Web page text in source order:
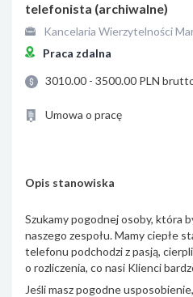
telefonista (archiwalne)
Kancelaria Wierzytelności
Praca zdalna
3010.00 - 3500.00 PLN
Umowa o pracę
Opis stanowiska
Szukamy pogodnej osoby, która
naszego zespołu. Mamy ciepłe
telefonu podchodzi z pasją,
o rozliczenia, co nasi Klienci
Jeśli masz pogodne